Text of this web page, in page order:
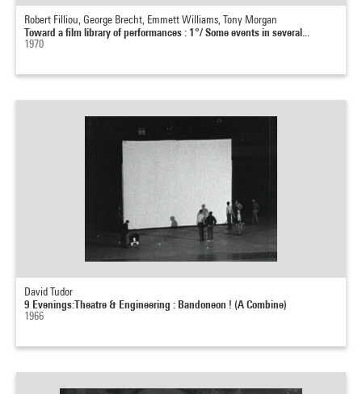
Robert Filliou, George Brecht, Emmett Williams, Tony Morgan
Toward a film library of performances : 1°/ Some events in several...
1970
David Tudor
9 Evenings:Theatre & Engineering : Bandoneon ! (A Combine)
1966